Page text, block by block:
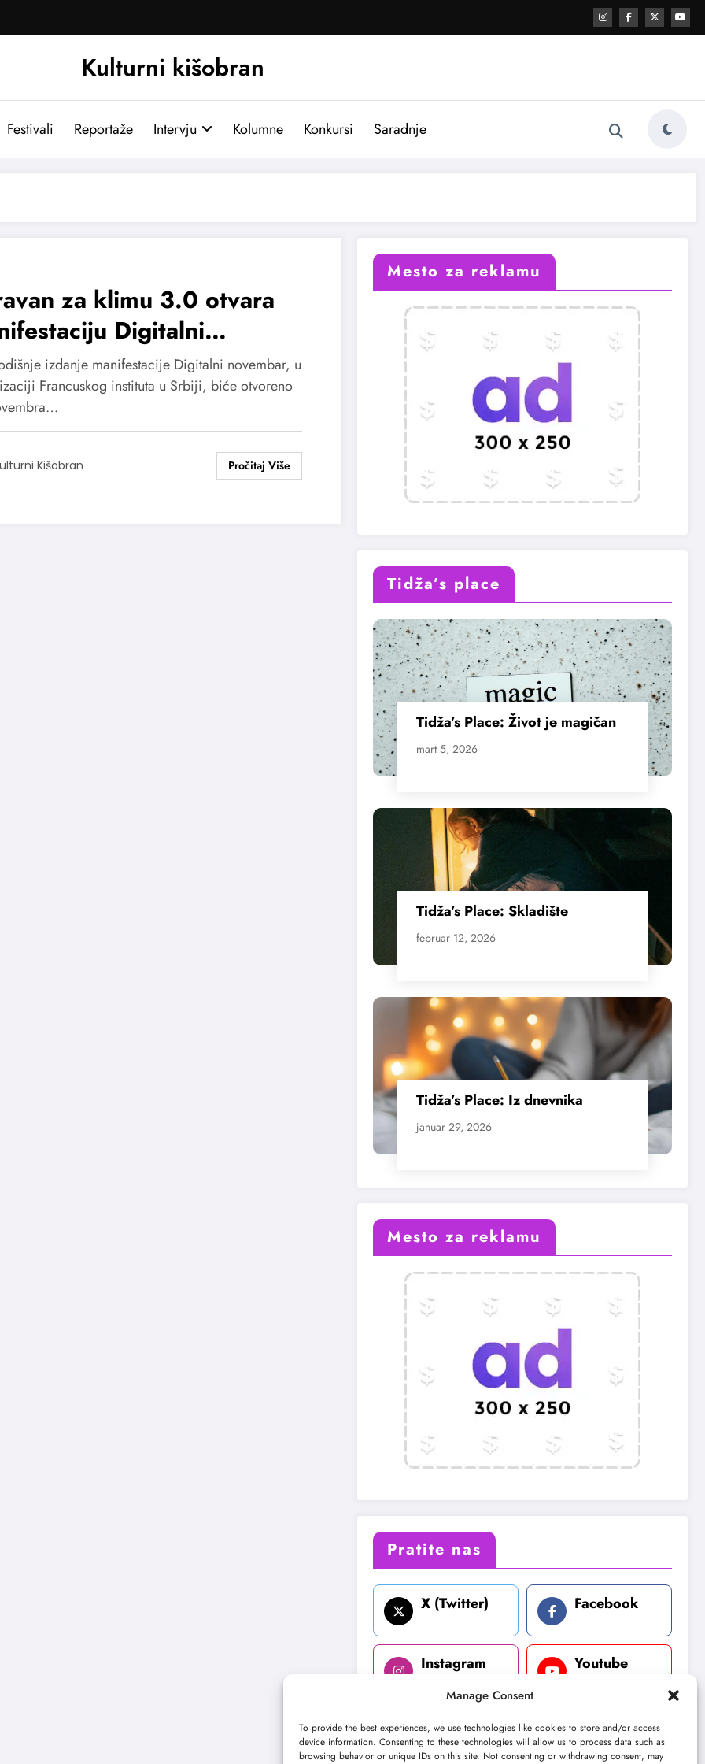
Manage Consent
To provide the best experiences, we use technologies like cookies to store and/or access
device information. Consenting to these technologies will allow us to process data such as
browsing behavior or unique IDs on this site. Not consenting or withdrawing consent, may
Kulturni kišobran
Festivali Reportaže Intervju Kolumne Konkursi Saradnje
za klimu 3.0 otvara
Digitalni
izdanje manifestacije Digitalni novembar, u
Francuskog instituta u Srbiji, biće otvoreno
Kišobran
Mesto za reklamu
Tidža’s place
Tidža’s Place: Život je magičan
mart 5, 2026
Tidža’s Place: Skladište
februar 12, 2026
Tidža’s Place: Iz dnevnika
januar 29, 2026
Mesto za reklamu
Pratite nas
X (Twitter) Facebook
Instagram Youtube
LinkedIn